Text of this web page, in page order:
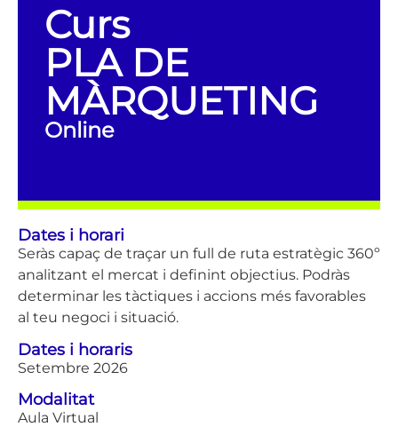
Curs
PLA DE
MÀRQUETING
Online
Dates i horari
Seràs capaç de traçar un full de ruta estratègic 360º
analitzant el mercat i definint objectius. Podràs
determinar les tàctiques i accions més favorables
al teu negoci i situació.
Dates i horaris
Setembre 2026
Modalitat
Aula Virtual